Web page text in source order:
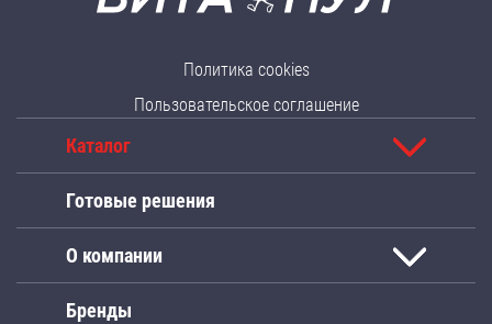
Политика cookies
Пользовательское соглашение
Каталог
Готовые решения
О компании
Бренды